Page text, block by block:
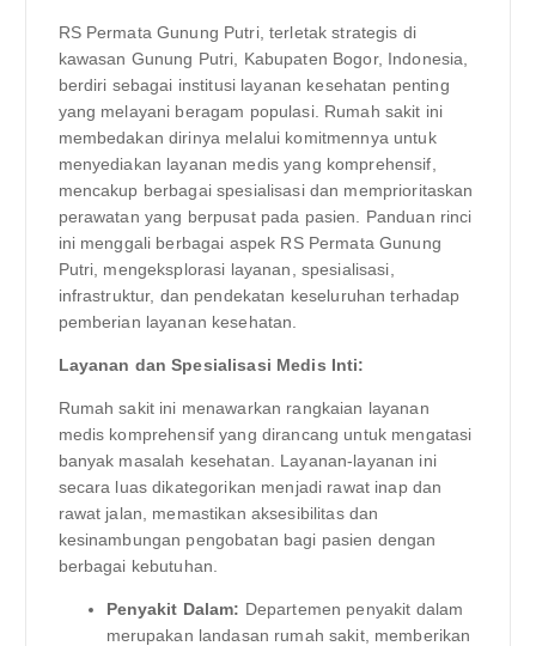
RS Permata Gunung Putri, terletak strategis di
kawasan Gunung Putri, Kabupaten Bogor, Indonesia,
berdiri sebagai institusi layanan kesehatan penting
yang melayani beragam populasi. Rumah sakit ini
membedakan dirinya melalui komitmennya untuk
menyediakan layanan medis yang komprehensif,
mencakup berbagai spesialisasi dan memprioritaskan
perawatan yang berpusat pada pasien. Panduan rinci
ini menggali berbagai aspek RS Permata Gunung
Putri, mengeksplorasi layanan, spesialisasi,
infrastruktur, dan pendekatan keseluruhan terhadap
pemberian layanan kesehatan.
Layanan dan Spesialisasi Medis Inti:
Rumah sakit ini menawarkan rangkaian layanan
medis komprehensif yang dirancang untuk mengatasi
banyak masalah kesehatan. Layanan-layanan ini
secara luas dikategorikan menjadi rawat inap dan
rawat jalan, memastikan aksesibilitas dan
kesinambungan pengobatan bagi pasien dengan
berbagai kebutuhan.
Penyakit Dalam: Departemen penyakit dalam
merupakan landasan rumah sakit, memberikan